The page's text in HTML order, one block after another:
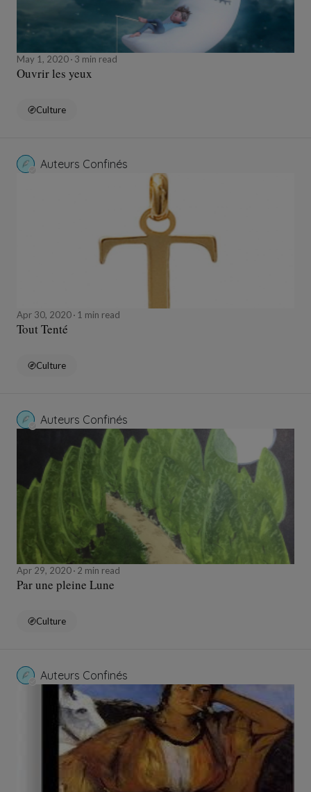
May 1, 2020 3 min read
Ouvrir les yeux
Culture
Auteurs Confinés
Apr 30, 2020 1 min read
Tout Tenté
Culture
Auteurs Confinés
Apr 29, 2020 2 min read
Par une pleine Lune
Culture
Auteurs Confinés